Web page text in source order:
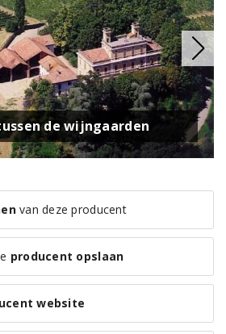
de wijngaarden
van deze producent
producent opslaan
website